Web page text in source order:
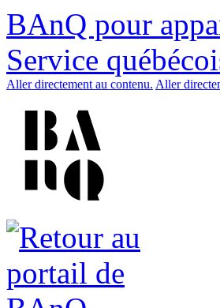
BAnQ pour
Service
Aller directement au contenu. Aller